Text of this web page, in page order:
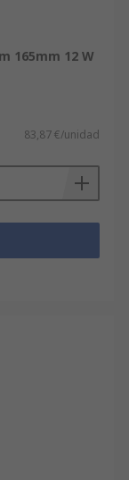
165mm 12 W
83,87 €/unidad